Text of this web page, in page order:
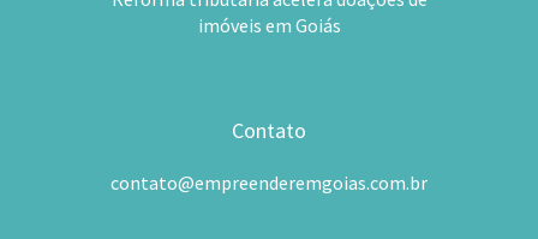
contato@empreenderemgoias.com.br